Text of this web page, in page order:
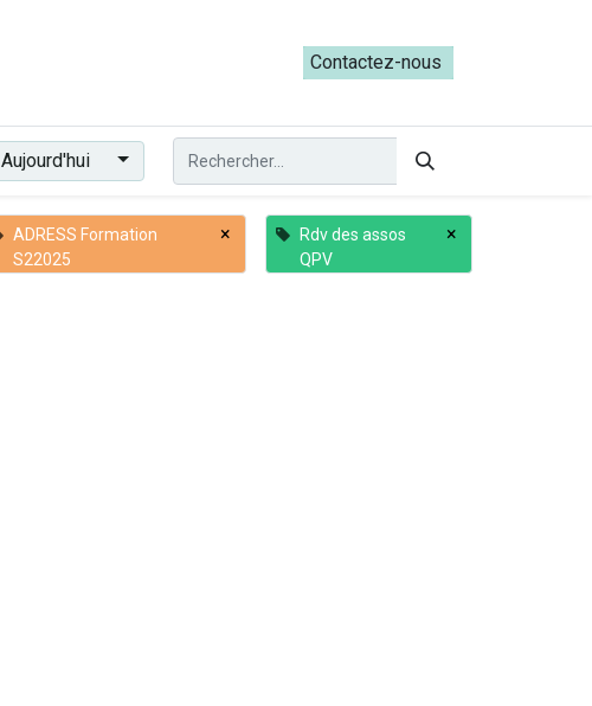
Les ateliers du Parcours ADRESS [mai-juin 2026]
Contactez-nous​​
Aujourd'hui
ADRESS Formation
S22025
×
Rdv des assos
QPV
×